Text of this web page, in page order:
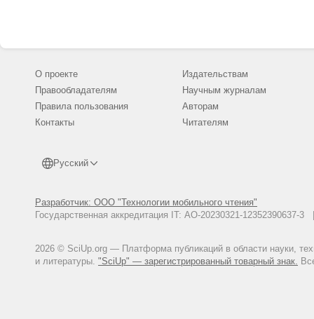
О проекте
Правообладателям
Правила пользования
Контакты
Русский
Разработчик: ООО "Технологии мобильного чтения"
Государственная аккредитация IT: АО-20230321-
2026 © SciUp.org — Платформа публикаций в области науки,
и литературы. "SciUp" — зарегистрированный товарный знак.
Издательствам
Научным журналам
Авторам
Читателям